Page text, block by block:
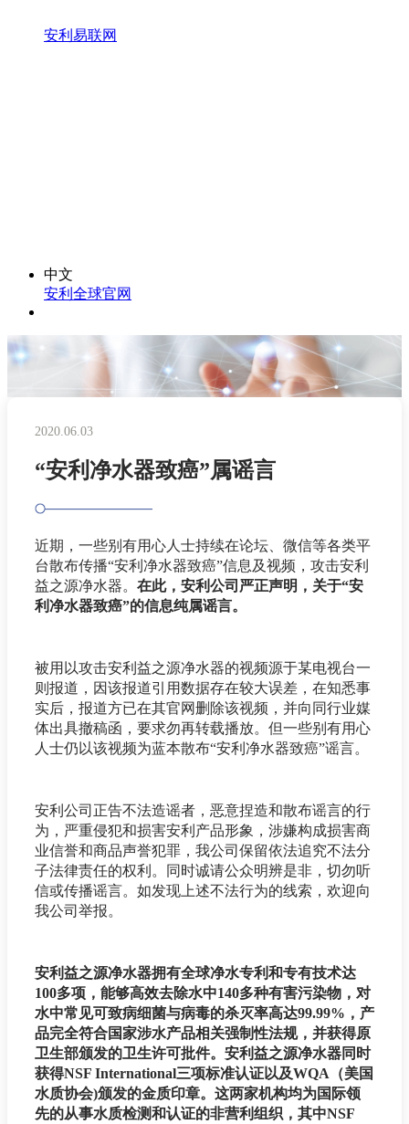
安利易联网
中文
安利全球官网
2020.06.03
“安利净水器致癌”属谣言
近期，一些别有用心人士持续在论坛、微信等各类平
台散布传播“安利净水器致癌”信息及视频，攻击安利
益之源净水器。 在此，安利公司严正声明，关于“安
利净水器致癌”的信息纯属谣言。
被用以攻击安利益之源净水器的视频源于某电视台一
则报道，因该报道引用数据存在较大误差，在知悉事
实后，报道方已在其官网删除该视频，并向同行业媒
体出具撤稿函，要求勿再转载播放。但一些别有用心
人士仍以该视频为蓝本散布“安利净水器致癌”谣言。
安利公司正告不法造谣者，恶意捏造和散布谣言的行
为，严重侵犯和损害安利产品形象，涉嫌构成损害商
业信誉和商品声誉犯罪，我公司保留依法追究不法分
子法律责任的权利。同时诚请公众明辨是非，切勿听
信或传播谣言。如发现上述不法行为的线索，欢迎向
我公司举报。
安利益之源净水器拥有全球净水专利和专有技术达
100多项，能够高效去除水中140多种有害污染物，对
水中常见可致病细菌与病毒的杀灭率高达99.99%，产
品完全符合国家涉水产品相关强制性法规，并获得原
卫生部颁发的卫生许可批件。安利益之源净水器同时
获得NSF International三项标准认证以及WQA（美国
水质协会)颁发的金质印章。这两家机构均为国际领
先的从事水质检测和认证的非营利组织，其中NSF